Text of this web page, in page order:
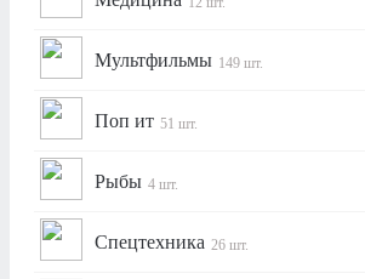
Мультфильмы 149 шт.
Поп ит 51 шт.
Рыбы 4 шт.
Спецтехника 26 шт.